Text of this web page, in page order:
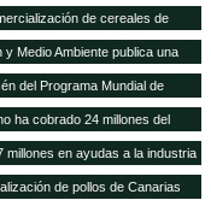
de cereales de
y Medio Ambiente publica una
proyectos de investigación
de euros
del Programa Mundial de
ha cobrado 24 millones del
millones en ayudas a la industria
de pollos de Canarias